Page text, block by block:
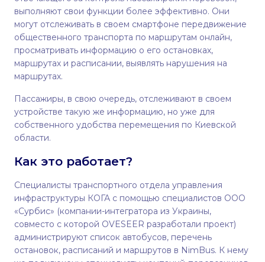
выполняют свои функции более эффективно. Они
могут отслеживать в своем смартфоне передвижение
общественного транспорта по маршрутам онлайн,
просматривать информацию о его остановках,
маршрутах и расписании, выявлять нарушения на
маршрутах.
Пассажиры, в свою очередь, отслеживают в своем
устройстве такую же информацию, но уже для
собственного удобства перемещения по Киевской
области.
Как это работает?
Специалисты транспортного отдела управления
инфраструктуры КОГА с помощью специалистов ООО
«Сурбис» (компании-интегратора из Украины,
совместо с которой OVESEER разработали проект)
администрируют список автобусов, перечень
остановок, расписаний и маршрутов в NimBus. К нему